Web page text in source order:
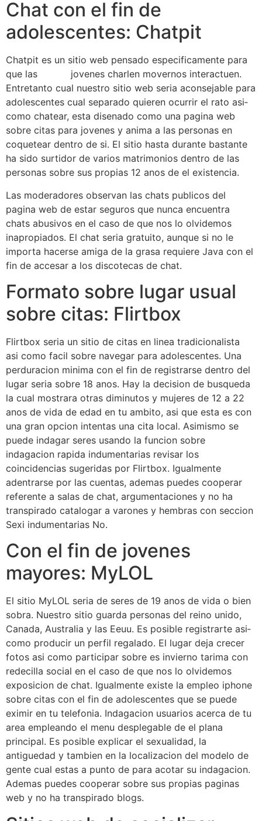
Chat con el fin de
adolescentes: Chatpit
Chatpit es un sitio web pensado especificamente para
que las
jovenes charlen movernos interactuen.
Entretanto cual nuestro sitio web seri­a aconsejable para
adolescentes cual separado quieren ocurrir el rato asi­
como chatear, esta disenado como una pagina web
sobre citas para jovenes y anima a las personas en
coquetear dentro de si. El sitio hasta durante bastante
ha sido surtidor de varios matrimonios dentro de las
personas sobre sus propias 12 anos de el existencia.
Las moderadores observan las chats publicos del
pagina web de estar seguros que nunca encuentra
chats abusivos en el caso de que nos lo olvidemos
inapropiados. El chat seri­a gratuito, aunque si no le
importa hacerse amiga de la grasa requiere Java con el
fin de accesar a los discotecas de chat.
Formato sobre lugar usual
sobre citas: Flirtbox
Flirtbox seri­a un sitio de citas en linea tradicionalista
asi­ como facil sobre navegar para adolescentes. Una
perduracion minima con el fin de registrarse dentro del
lugar seri­a sobre 18 anos. Hay la decision de busqueda
la cual mostrara otras diminutos y mujeres de 12 a 22
anos de vida de edad en tu ambito, asi que esta es con
una gran opcion intentas una cita local. Asimismo se
puede indagar seres usando la funcion sobre
indagacion rapida indumentarias revisar los
coincidencias sugeridas por Flirtbox. Igualmente
adentrarse por las cuentas, ademas puedes cooperar
referente a salas de chat, argumentaciones y no ha
transpirado catalogar a varones y hembras con seccion
Sexi indumentarias No.
Con el fin de jovenes
mayores: MyLOL
El sitio MyLOL seri­a de seres de 19 anos de vida o bien
sobra. Nuestro sitio guarda personas del reino unido,
Canada, Australia y las Eeuu. Es posible registrarte asi­
como producir un perfil regalado. El lugar deja crecer
fotos asi como participar sobre es invierno tarima con
redecilla social en el caso de que nos lo olvidemos
exposicion de chat. Igualmente existe la empleo iphone
sobre citas con el fin de adolescentes que se puede
eximir en tu telefonia. Indagacion usuarios acerca de tu
area empleando el menu desplegable de el plana
principal. Es posible explicar el sexualidad, la
antiguedad y tambien en la localizacion del modelo de
gente cual estas a punto de para acotar su indagacion.
Ademas puedes cooperar sobre sus propias paginas
web y no ha transpirado blogs.